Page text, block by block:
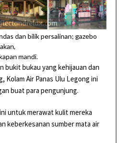
dan bilik persalinan; gazebo
mandi.
bukit bukau yang kehijauan dan
Kolam Air Panas Ulu Legong ini
buat para pengunjung.
untuk merawat kulit mereka
keberkesanan sumber mata air